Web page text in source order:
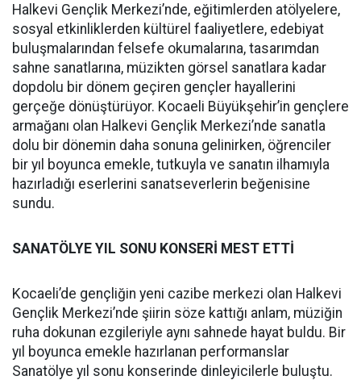
Halkevi Gençlik Merkezi’nde, eğitimlerden atölyelere,
sosyal etkinliklerden kültürel faaliyetlere, edebiyat
buluşmalarından felsefe okumalarına, tasarımdan
sahne sanatlarına, müzikten görsel sanatlara kadar
dopdolu bir dönem geçiren gençler hayallerini
gerçeğe dönüştürüyor. Kocaeli Büyükşehir’in gençlere
armağanı olan Halkevi Gençlik Merkezi’nde sanatla
dolu bir dönemin daha sonuna gelinirken, öğrenciler
bir yıl boyunca emekle, tutkuyla ve sanatın ilhamıyla
hazırladığı eserlerini sanatseverlerin beğenisine
sundu.
SANATÖLYE YIL SONU KONSERİ MEST ETTİ
Kocaeli’de gençliğin yeni cazibe merkezi olan Halkevi
Gençlik Merkezi’nde şiirin söze kattığı anlam, müziğin
ruha dokunan ezgileriyle aynı sahnede hayat buldu. Bir
yıl boyunca emekle hazırlanan performanslar
Sanatölye yıl sonu konserinde dinleyicilerle buluştu.